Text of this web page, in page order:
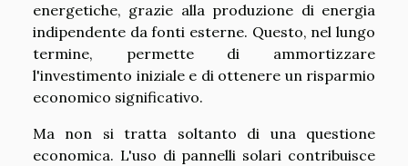
energetiche, grazie alla produzione di energia
indipendente da fonti esterne. Questo, nel lungo
termine, permette di ammortizzare
l'investimento iniziale e di ottenere un risparmio
economico significativo.
Ma non si tratta soltanto di una questione
economica. L'uso di pannelli solari contribuisce